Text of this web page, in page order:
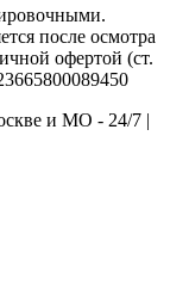
после осмотра
офертой (ст.
и МО - 24/7 |